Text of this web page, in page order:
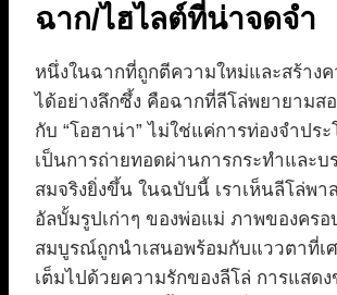
ฉาก/ไฮไลต์ที่น่าจดจำ
หนึ่งในฉากที่ถูกตีความใหม่และสร้าง
ได้อย่างลึกซึ้ง คือฉากที่ลีโล่พยายามส
กับ “โอฮาน่า” ไม่ใช่แค่การท่องจำปร
เป็นการถ่ายทอดผ่านการกระทำและบ
สมจริงยิ่งขึ้น ในฉบับนี้ เราเห็นลีโล่พา
อัลบั้มรูปเก่าๆ ของพ่อแม่ ภาพของครอ
สมบูรณ์ถูกนำเสนอพร้อมกับแววตาที่เ
เต็มไปด้วยความรักของลีโล่ การแสดง